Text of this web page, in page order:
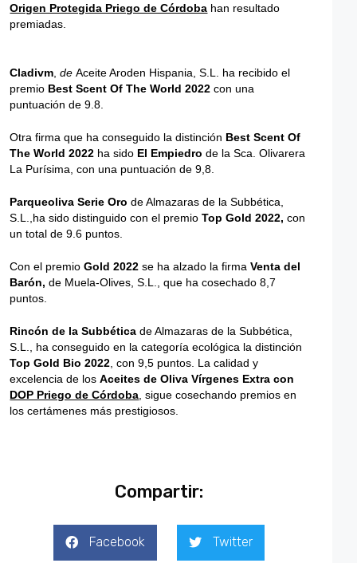
Origen Protegida Priego de Córdoba han resultado
premiadas.
Cladivm ,de Aceite Aroden Hispania, S.L. ha recibido el
premio Best Scent Of The World 2022 con una
puntuación de 9.8.
Otra firma que ha conseguido la distinción Best Scent Of
The World 2022 ha sido El Empiedrode la Sca. Olivarera
La Purísima, con una puntuación de 9,8.
Parqueoliva Serie Orode Almazaras de la Subbética,
S.L.,ha sido distinguido con el premio Top Gold 2022, con
un total de 9.6 puntos.
Con el premio Gold 2022se ha alzado la firma Venta del
Barón,de Muela-Olives, S.L., que ha cosechado 8,7
puntos.
Rincón de la Subbéticade Almazaras de la Subbética,
S.L., ha conseguido en la categoría ecológica la distinción
Top Gold Bio 2022 , con 9,5 puntos. La calidad y
excelencia de losAceites de Oliva Vírgenes Extra con
DOP Priego de Córdoba , sigue cosechando premios en
los certámenes más prestigiosos.
Compartir:
Facebook Twitter